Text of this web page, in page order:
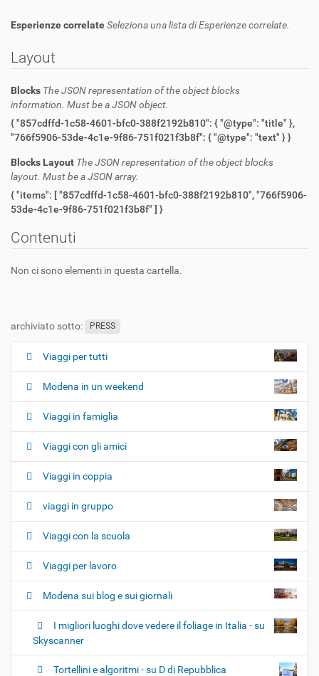
Esperienze correlateSeleziona una lista di Esperienze correlate.
Layout
Blocks The JSON representation of the object blocks
information. Must be a JSON object.
{ "857cdffd-1c58-4601-bfc0-388f2192b810": { "@type": "title" },
"766f5906-53de-4c1e-9f86-751f021f3b8f": { "@type": "text" } }
Blocks Layout The JSON representation of the object blocks
layout. Must be a JSON array.
{ "items": [ "857cdffd-1c58-4601-bfc0-388f2192b810", "766f5906-
53de-4c1e-9f86-751f021f3b8f" ] }
Contenuti
Non ci sono elementi in questa cartella.
archiviato sotto: PRESS
N
g
a
z
o
n
e
Viaggi per tutti
Modena in un weekend
Viaggi in famiglia
Viaggi con gli amici
Viaggi in coppia
viaggi in gruppo
Viaggi con la scuola
Viaggi per lavoro
Modena sui blog e sui giornali
I migliori luoghi dove vedere il foliage in Italia - su
Skyscanner
Tortellini e algoritmi - su D di Repubblica